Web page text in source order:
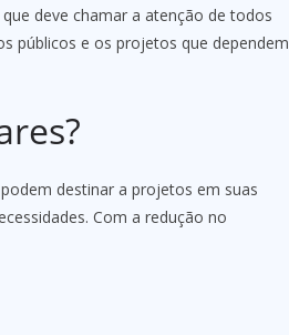
deve chamar a atenção de todos
públicos e os projetos que dependem
destinar a projetos em suas
Com a redução no